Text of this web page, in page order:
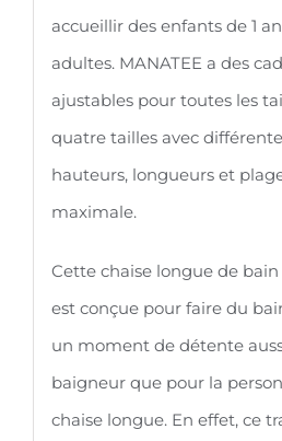
accueillir des enfants de 1
adultes. MANATEE a des
ajustables pour toutes les
quatre tailles avec
hauteurs, longueurs et
maximale.
Cette chaise longue de
est conçue pour faire du
un moment de détente
baigneur que pour la
chaise longue. En effet, ce